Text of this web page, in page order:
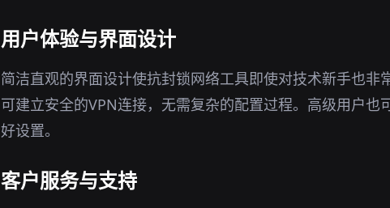
用户体验与界面设计
简洁直观的界面设计使抗封锁网络工具即使对技术新手也非
可建立安全的VPN连接，无需复杂的配置过程。高级用户
好设置。
客户服务与支持